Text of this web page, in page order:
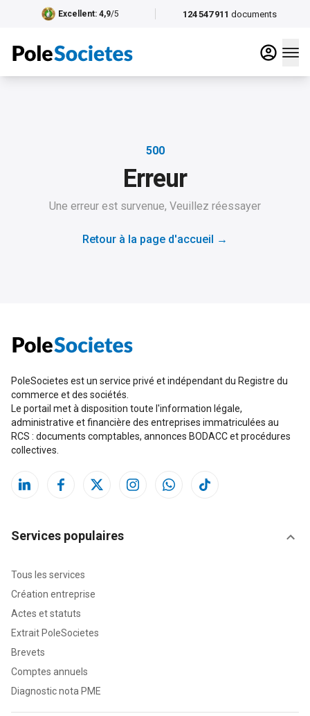
124 547 911 documents
Excellent: 4,9/5
500
Erreur
Une erreur est survenue, Veuillez réessayer
Retour à la page d'accueil →
PoleSocietes est un service privé et indépendant du Registre du
commerce et des sociétés.
Le portail met à disposition toute l'information légale,
administrative et financière des entreprises immatriculées au
RCS : documents comptables, annonces BODACC et procédures
collectives.
Services populaires
Tous les services
Création entreprise
Actes et statuts
Extrait PoleSocietes
Brevets
Comptes annuels
Diagnostic nota PME